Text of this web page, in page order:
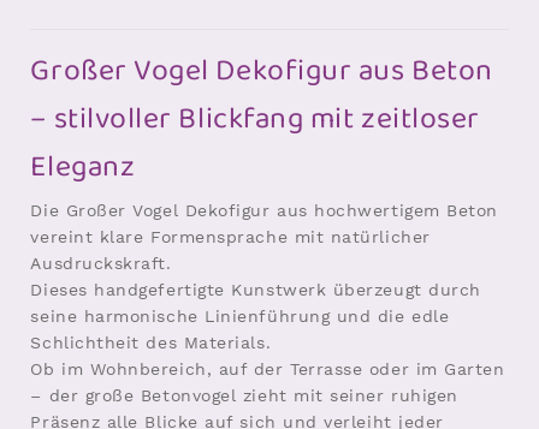
Großer Vogel Dekofigur aus Beton
– stilvoller Blickfang mit zeitloser
Eleganz
Die Großer Vogel Dekofigur aus hochwertigem Beton
vereint klare Formensprache mit natürlicher
Ausdruckskraft.
Dieses handgefertigte Kunstwerk überzeugt durch
seine harmonische Linienführung und die edle
Schlichtheit des Materials.
Ob im Wohnbereich, auf der Terrasse oder im Garten
– der große Betonvogel zieht mit seiner ruhigen
Präsenz alle Blicke auf sich und verleiht jeder